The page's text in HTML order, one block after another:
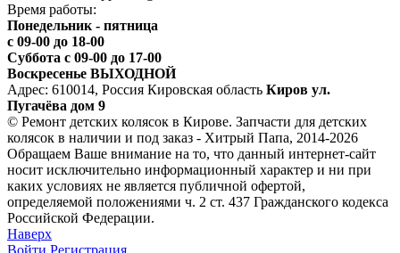
Время работы:
Понедельник - пятница
c 09-00 до 18-00
Суббота с 09-00 до 17-00
Воскресенье ВЫХОДНОЙ
Адрес: 610014, Россия Кировская область Киров ул.
Пугачёва дом 9
© Ремонт детских колясок в Кирове. Запчасти для детских
колясок в наличии и под заказ - Хитрый Папа, 2014-2026
Обращаем Ваше внимание на то, что данный интернет-сайт
носит исключительно информационный характер и ни при
каких условиях не является публичной офертой,
определяемой положениями ч. 2 ст. 437 Гражданского кодекса
Российской Федерации.
Наверх
Войти Регистрация